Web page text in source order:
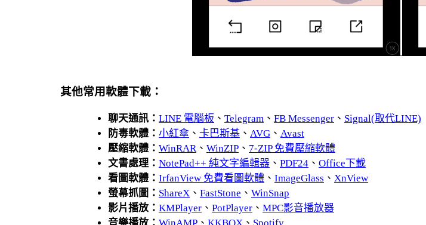
其他常用軟體下載：
聊天通訊： LINE 電腦板 、 Telegram、 FB Messenger、 Signal(取代LINE)
防毒軟體： 小紅傘 、 卡巴斯基、 AVG、 Avast
壓縮軟體： WinRAR、 WinZIP、 7-ZIP 免費壓縮軟體
文書處理： NotePad++ 純文字編輯器、 PDF24、 Office下載
看圖軟體： IrfanView 免費看圖軟體、 ImageGlass 、 XnView
螢幕抓圖： ShareX、 FastStone 、 WinSnap
影片播放： KMPlayer、 PotPlayer、 MPC影音播放器